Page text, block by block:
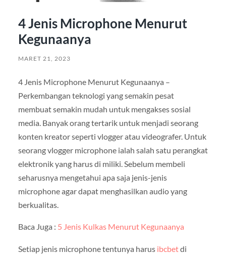
4 Jenis Microphone Menurut
Kegunaanya
MARET 21, 2023
4 Jenis Microphone Menurut Kegunaanya –
Perkembangan teknologi yang semakin pesat
membuat semakin mudah untuk mengakses sosial
media. Banyak orang tertarik untuk menjadi seorang
konten kreator seperti vlogger atau videografer. Untuk
seorang vlogger microphone ialah salah satu perangkat
elektronik yang harus di miliki. Sebelum membeli
seharusnya mengetahui apa saja jenis-jenis
microphone agar dapat menghasilkan audio yang
berkualitas.
Baca Juga : 5 Jenis Kulkas Menurut Kegunaanya
Setiap jenis microphone tentunya harus ibcbetdi